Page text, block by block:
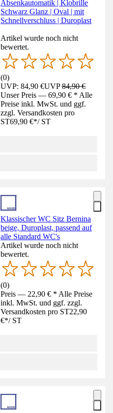
Absenkautomatik | Klobrille
Schwarz Glanz | Oval | mit
Schnellverschluss | Duroplast
Artikel wurde noch nicht
bewertet.
(0)
UVP: 84,90 €UVP84,90 €
Unser Preis — 69,90 € * Alle
Preise inkl. MwSt. und ggf.
zzgl. Versandkosten pro
ST69,90 €*/ ST
Klassischer WC Sitz Bernina
beige, Duroplast, passend auf
alle Standard WC's
Artikel wurde noch nicht
bewertet.
(0)
Preis — 22,90 € * Alle Preise
inkl. MwSt. und ggf. zzgl.
Versandkosten pro ST22,90
€*/ ST